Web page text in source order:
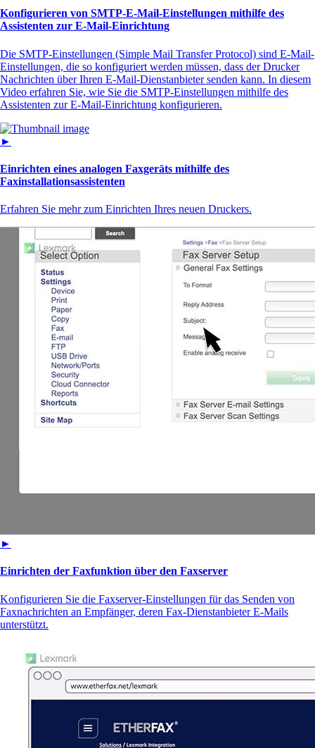
Konfigurieren von SMTP-E-Mail-Einstellungen mithilfe des
Assistenten zur E-Mail-Einrichtung
Die SMTP-Einstellungen (Simple Mail Transfer Protocol) sind E-Mail-
Einstellungen, die so konfiguriert werden müssen, dass der Drucker
Nachrichten über Ihren E-Mail-Dienstanbieter senden kann. In diesem
Video erfahren Sie, wie Sie die SMTP-Einstellungen mithilfe des
Assistenten zur E‑Mail-Einrichtung konfigurieren.
►
Einrichten eines analogen Faxgeräts mithilfe des
Faxinstallationsassistenten
Erfahren Sie mehr zum Einrichten Ihres neuen Druckers.
►
Einrichten der Faxfunktion über den Faxserver
Konfigurieren Sie die Faxserver-Einstellungen für das Senden von
Faxnachrichten an Empfänger, deren Fax-Dienstanbieter E-Mails
unterstützt.